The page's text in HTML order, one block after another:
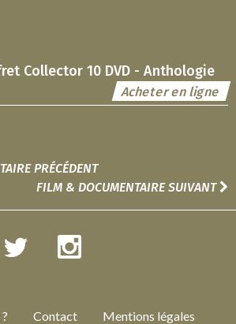
Collector 10 DVD - Anthologie
Acheter en ligne
PRÉCÉDENT
FILM & DOCUMENTAIRE SUIVANT
Contact Mentions légales